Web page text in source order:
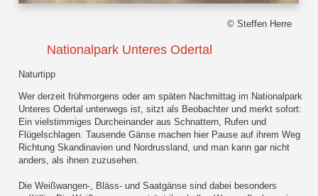
© Steffen Herre
Nationalpark Unteres Odertal
Naturtipp
Wer derzeit frühmorgens oder am späten Nachmittag im Nationalpark
Unteres Odertal unterwegs ist, sitzt als Beobachter und merkt sofort:
Ein vielstimmiges Durcheinander aus Schnattern, Rufen und
Flügelschlagen. Tausende Gänse machen hier Pause auf ihrem Weg
Richtung Skandinavien und Nordrussland, und man kann gar nicht
anders, als ihnen zuzusehen.
Die Weißwangen-, Bläss- und Saatgänse sind dabei besonders